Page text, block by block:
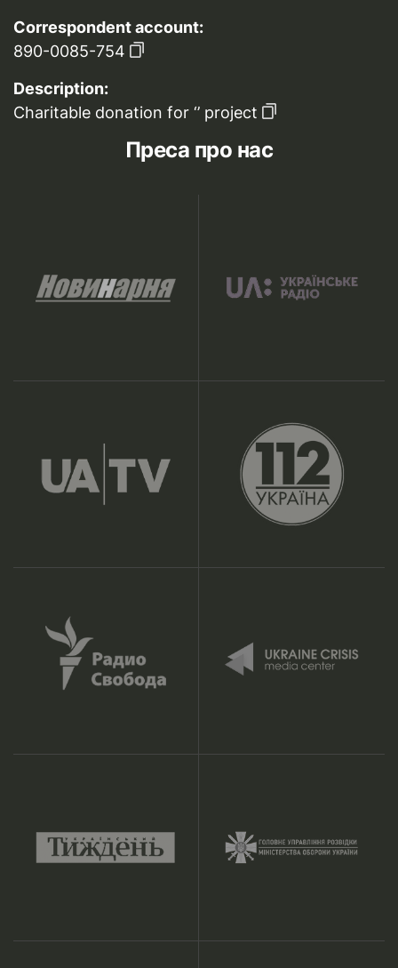
Correspondent account:
890-0085-754
Description:
Charitable donation for ‘’ project
Преса про нас